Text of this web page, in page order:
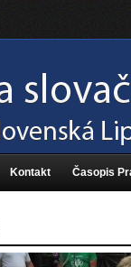
Kontakt Časopis